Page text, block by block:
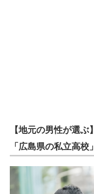
【地元の男性が選
「広島県の私立高校